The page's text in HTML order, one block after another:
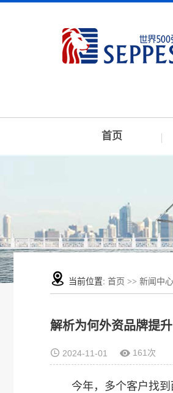
首页
当前位置: 首页 >> 新闻中心
解析为何外资品牌提
2024-11-01 161次
今年，多个客户找到